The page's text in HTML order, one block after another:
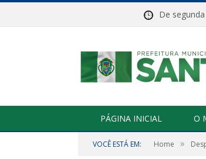
De
PÁGINA INICIAL O
VOCÊ ESTÁ EM: Home »